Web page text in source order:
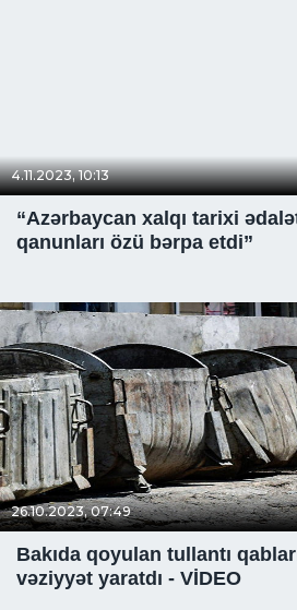
4.11.2023, 10:13
“Azərbaycan xalqı tarixi
qanunları özü bərpa etdi”
26.10.2023, 07:49
Bakıda qoyulan tullantı
vəziyyət yaratdı - VİDEO